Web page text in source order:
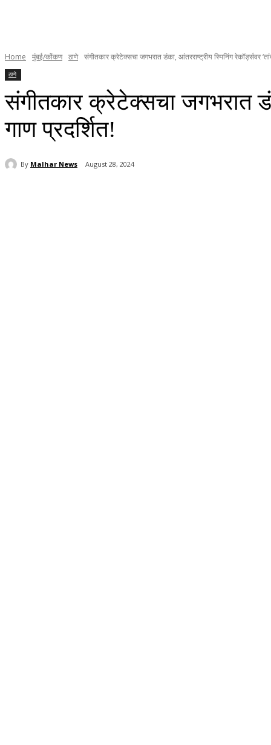
Home मुंबई/कोंकण ठाणे संगीतकार क्रेटेक्सचा जगभरात डंका, आंतरराष्ट्रीय स्पिनिंग रेकॉर्ड्सवर
ठाणे
संगीतकार क्रेटेक्सचा जगभरात
गाण प्रदर्शित!
By Malhar News August 28, 2024